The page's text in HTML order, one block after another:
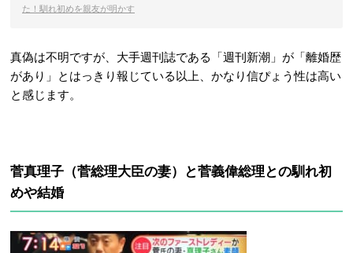
た！馴れ初めを親友が明かす
真偽は不明ですが、大手週刊誌である「週刊新潮」が「離婚歴
があり」とはっきり報じている以上、かなり信ぴょう性は高い
と感じます。
菅真理子（菅総理大臣の妻）と菅義偉総理との馴れ初
めや結婚